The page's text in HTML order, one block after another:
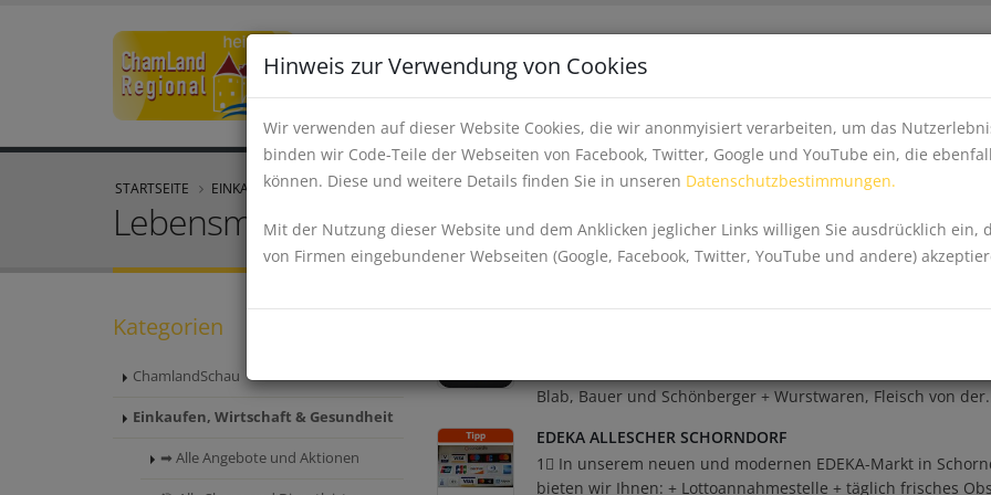
Hinweis zur Verwendung von Cookies
Wir verwenden auf dieser Website Cookies, die wir anonmyisiert verarbeiten, um das
binden wir Code-Teile der Webseiten von Facebook, Twitter, Google und YouTube ein, die
können. Diese und weitere Details finden Sie in unseren Datenschutzbestimmungen.
Mit der Nutzung dieser Website und dem Anklicken jeglicher Links willigen Sie ausdrücklich ein,
von Firmen eingebundener Webseiten (Google, Facebook, Twitter, YouTube und andere)
EINKAUFEN, WIRTSCHAFT & GESUNDHEIT
STARTSEITE EINKAUFEN, WIRTSCHAFT & GESUNDHEIT
Lebensmittel und Getränke
Kategorien
ChamlandSchau
Einkaufen, Wirtschaft & Gesundheit
➡ Alle Angebote und Aktionen
Blab, Bauer und Schönberger + Wurstwaren, Fleisch von
EDEKA ALLESCHER SCHORNDORF
1⃣ In unserem neuen und modernen EDEKA-Markt in
bieten wir Ihnen: + Lottoannahmestelle + täglich frisches